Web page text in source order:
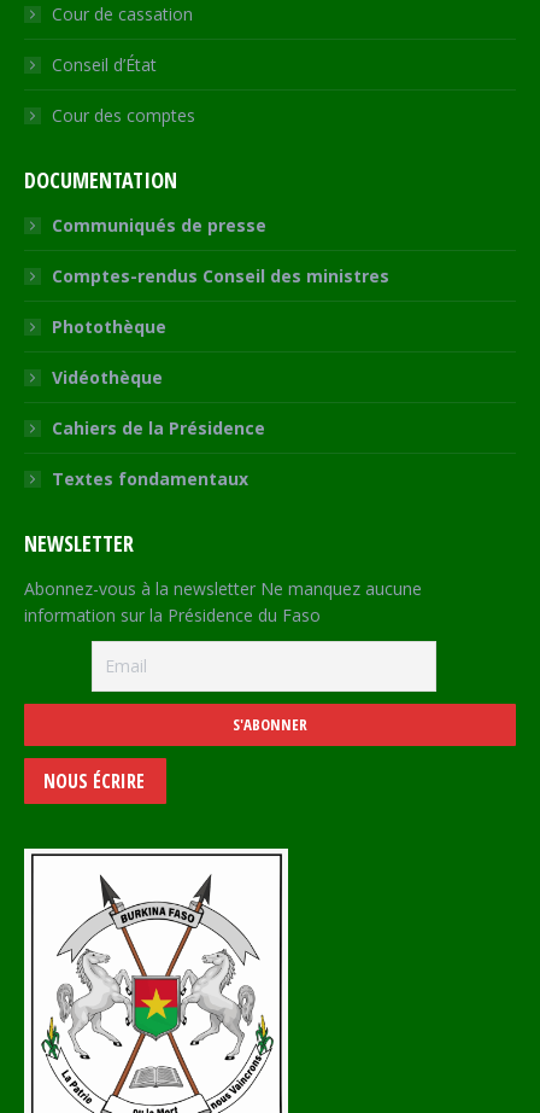
Cour de cassation
Conseil d’État
Cour des comptes
DOCUMENTATION
Communiqués de presse
Comptes-rendus Conseil des ministres
Photothèque
Vidéothèque
Cahiers de la Présidence
Textes fondamentaux
NEWSLETTER
Abonnez-vous à la newsletter Ne manquez aucune
information sur la Présidence du Faso
NOUS ÉCRIRE